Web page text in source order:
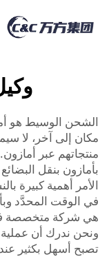
الشحن الوسيط هو
مكان إلى آخر، لا
منتجاتهم عبر
بأمازون بنقل
الأمر أهمية كبيرة
هي شركة متخصصة
ونحن ندرك أن
تصبح أسهل بكثير